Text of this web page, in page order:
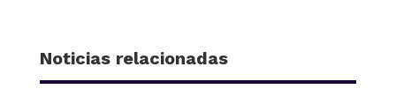
Noticias relacionadas